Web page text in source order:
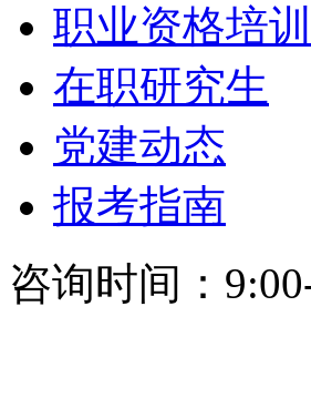
职业资格培训
在职研究生
党建动态
报考指南
咨询时间：